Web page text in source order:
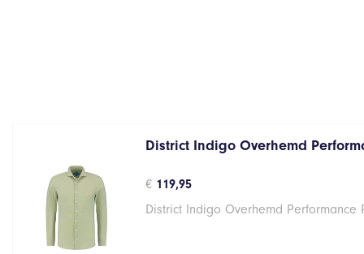
District Indigo Overhemd
€ 119,95
District Indigo Overhemd Performance